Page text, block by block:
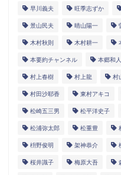
早川義夫 旺季志ずか
景山民夫 晴山陽一
木村秋則 木村耕一
本要約チャンネル 本郷和人
村上春樹 村上龍 村
村田沙耶香 東村アキコ
松崎五三男 松平洋史子
松浦弥太郎 松重豊
枡野俊明 架神恭介
桜井識子 梅原大吾